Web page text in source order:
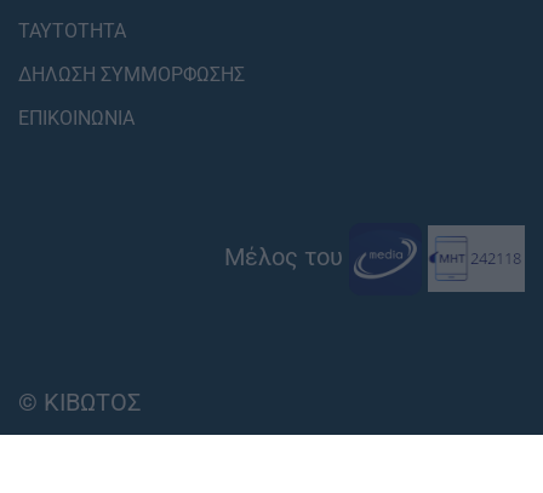
ΤΑΥΤΟΤΗΤΑ
ΔΗΛΩΣΗ ΣΥΜΜΟΡΦΩΣΗΣ
ΕΠΙΚΟΙΝΩΝΙΑ
Μέλος του
© ΚΙΒΩΤΟΣ